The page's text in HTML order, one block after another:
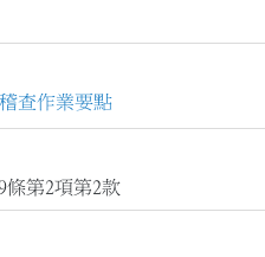
查作業要點
條第2項第2款